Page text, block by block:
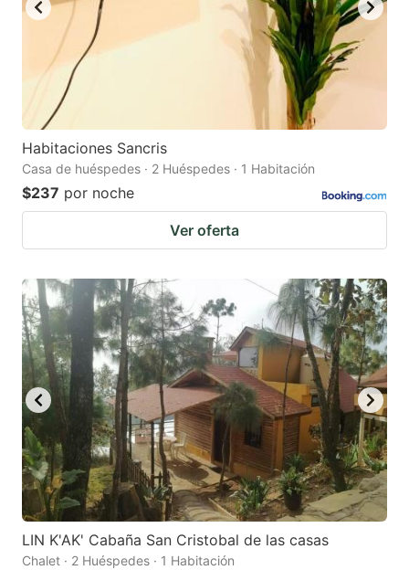
Habitaciones Sancris
Casa de huéspedes · 2 Huéspedes · 1 Habitación
$237 por noche
Ver oferta
LIN K'AK' Cabaña San Cristobal de las casas
Chalet · 2 Huéspedes · 1 Habitación